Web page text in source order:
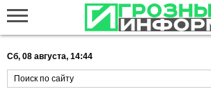
Сб, 08 августа, 14:44